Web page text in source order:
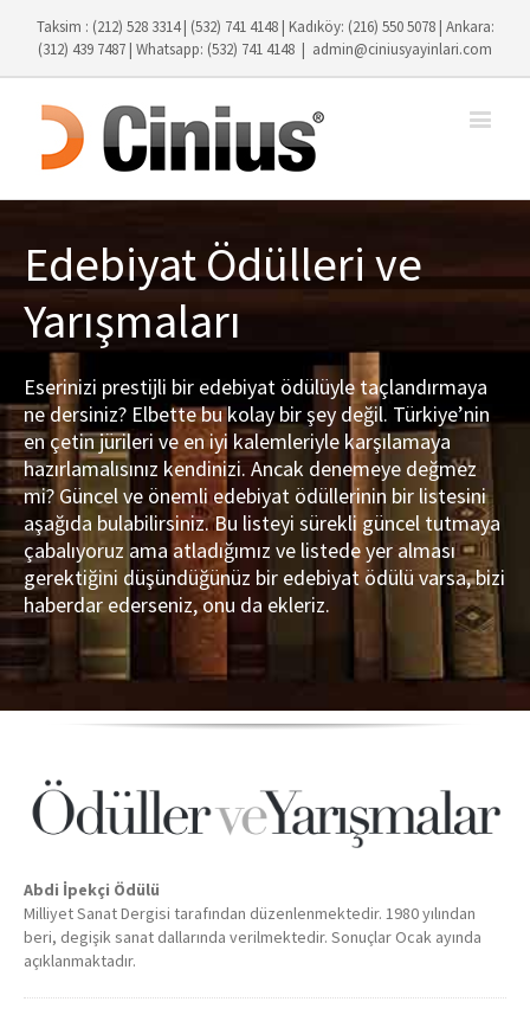
Taksim : (212) 528 3314 | (532) 741 4148 | Kadıköy: (216) 550 5078 | Ankara:
(312) 439 7487 | Whatsapp: (532) 741 4148 | admin@ciniusyayinlari.com
Edebiyat Ödülleri ve
Yarışmaları
Eserinizi prestijli bir edebiyat ödülüyle taçlandırmaya
ne dersiniz? Elbette bu kolay bir şey değil. Türkiye’nin
en çetin jürileri ve en iyi kalemleriyle karşılamaya
hazırlamalısınız kendinizi. Ancak denemeye değmez
mi? Güncel ve önemli edebiyat ödüllerinin bir listesini
aşağıda bulabilirsiniz. Bu listeyi sürekli güncel tutmaya
çabalıyoruz ama atladığımız ve listede yer alması
gerektiğini düşündüğünüz bir edebiyat ödülü varsa, bizi
haberdar ederseniz, onu da ekleriz.
Abdi İpekçi Ödülü
Milliyet Sanat Dergisi tarafından düzenlenmektedir. 1980 yılından
beri, degişik sanat dallarında verilmektedir. Sonuçlar Ocak ayında
açıklanmaktadır.